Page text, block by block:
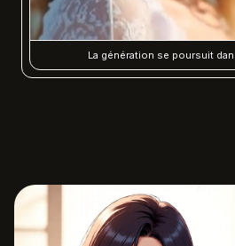
La génération se poursuit